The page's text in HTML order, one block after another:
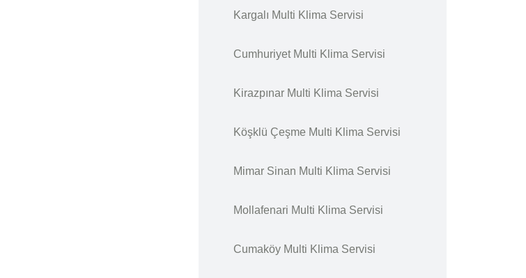
Kargalı Multi Klima Servisi
Cumhuriyet Multi Klima Servisi
Kirazpınar Multi Klima Servisi
Köşklü Çeşme Multi Klima Servisi
Mimar Sinan Multi Klima Servisi
Mollafenari Multi Klima Servisi
Cumaköy Multi Klima Servisi